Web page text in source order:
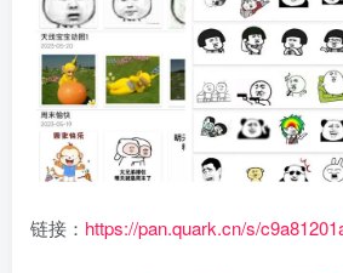
链接： https://pan.quark.cn/s/